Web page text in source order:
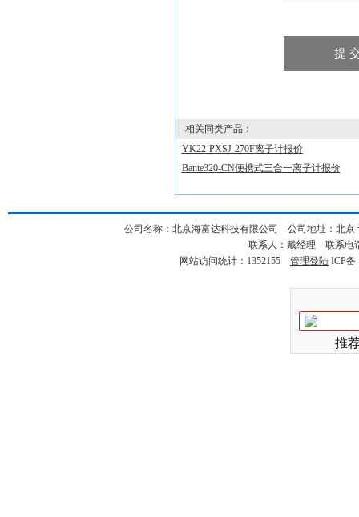
相关同类产品：
YK22-PXSJ-270F离子计报价
Bante320-CN便携式三合一离子计报价
公司名称：北京海富达科技有限公司 公司地址：北
联系人：戴经理 联系电
网站访问统计：1352155 管理登陆 ICP备
推